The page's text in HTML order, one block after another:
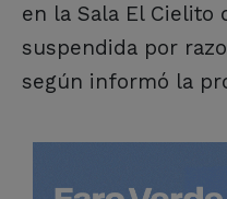
en la Sala El Cielito
suspendida por
según informó la